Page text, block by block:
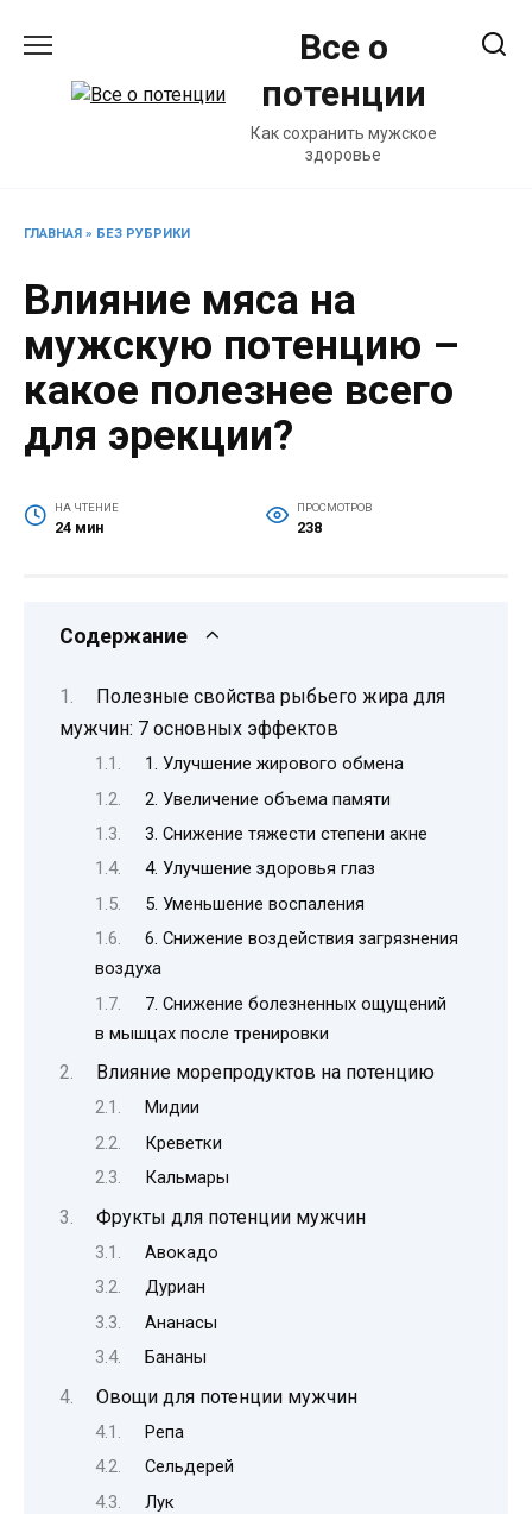
Все о
потенции
Как сохранить мужское
здоровье
ГЛАВНАЯ » БЕЗ РУБРИКИ
Влияние мяса на
мужскую потенцию –
какое полезнее всего
для эрекции?
НА ЧТЕНИЕ
24 мин
ПРОСМОТРОВ
238
Содержание
Полезные свойства рыбьего жира для
мужчин: 7 основных эффектов
1. Улучшение жирового обмена
2. Увеличение объема памяти
3. Снижение тяжести степени акне
4. Улучшение здоровья глаз
5. Уменьшение воспаления
6. Снижение воздействия загрязнения
воздуха
7. Снижение болезненных ощущений
в мышцах после тренировки
Влияние морепродуктов на потенцию
Мидии
Креветки
Кальмары
Фрукты для потенции мужчин
Авокадо
Дуриан
Ананасы
Бананы
Овощи для потенции мужчин
Репа
Сельдерей
Лук